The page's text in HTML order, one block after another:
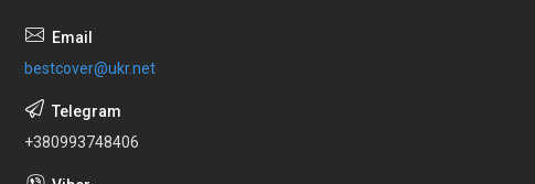
bestcover@ukr.net
+380993748406